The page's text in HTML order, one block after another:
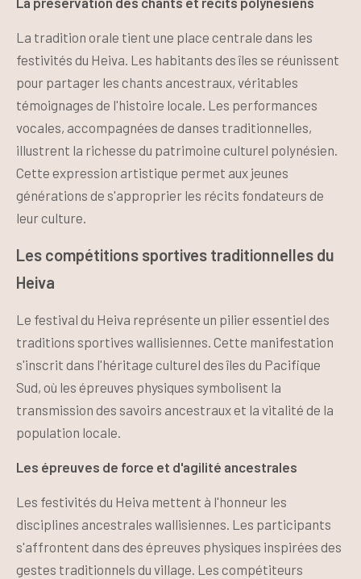
La tradition orale tient une place centrale dans les
festivités du Heiva. Les habitants des îles se réunissent
pour partager les chants ancestraux, véritables
témoignages de l'histoire locale. Les performances
vocales, accompagnées de danses traditionnelles,
illustrent la richesse du patrimoine culturel polynésien.
Cette expression artistique permet aux jeunes
générations de s'approprier les récits fondateurs de
leur culture.
Les compétitions sportives traditionnelles du
Heiva
Le festival du Heiva représente un pilier essentiel des
traditions sportives wallisiennes. Cette manifestation
s'inscrit dans l'héritage culturel des îles du Pacifique
Sud, où les épreuves physiques symbolisent la
transmission des savoirs ancestraux et la vitalité de la
population locale.
Les épreuves de force et d'agilité ancestrales
Les festivités du Heiva mettent à l'honneur les
disciplines ancestrales wallisiennes. Les participants
s'affrontent dans des épreuves physiques inspirées des
gestes traditionnels du village. Les compétiteurs